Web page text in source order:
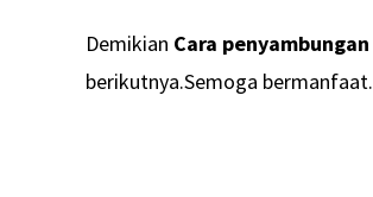
Demikian Cara penyambungan
berikutnya.Semoga bermanfaat.